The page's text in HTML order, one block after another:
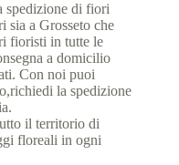
spedizione di fiori
sia a Grosseto che
fioristi in tutte le
a domicilio
Con noi puoi
la spedizione
il territorio di
floreali in ogni